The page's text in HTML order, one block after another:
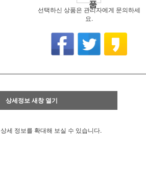
품
선택하신 상품은 관리자에게 문의하세
요.
상세정보 새창 열기
상세 정보를 확대해 보실 수 있습니다.